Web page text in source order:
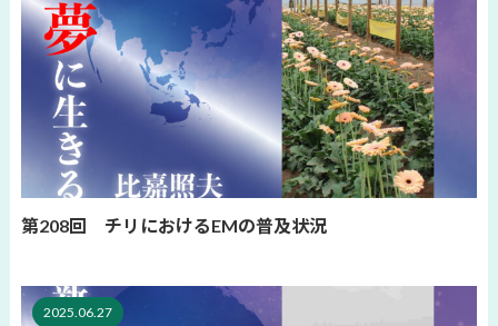
第208回 チリにおけるEMの普及状況
2025.06.27